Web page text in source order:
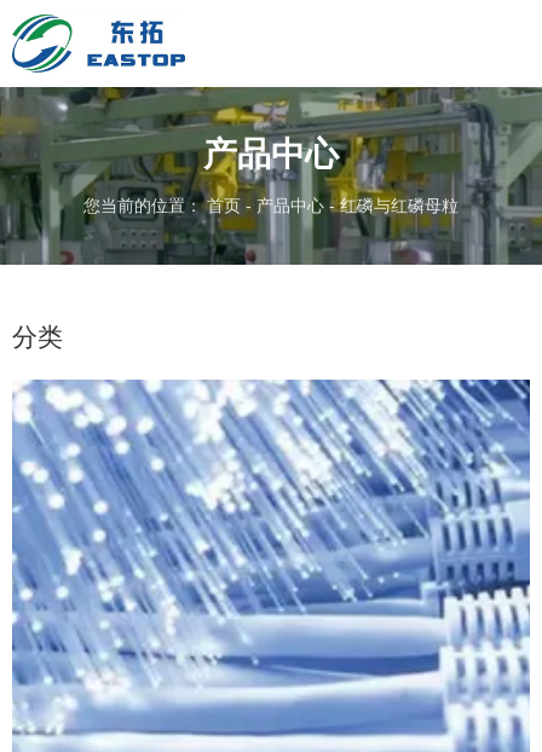
产品中心
您当前的位置： 首页 - 产品中心 -红磷与红磷母粒
分类